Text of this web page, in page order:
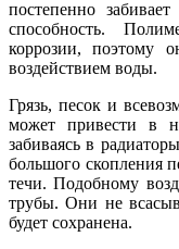
постепенно
способность.
коррозии, поэтому
воздействием воды.
Грязь, песок и
может привести в
забиваясь в
большого скопления
течи. Подобному
трубы. Они не
будет сохранена.